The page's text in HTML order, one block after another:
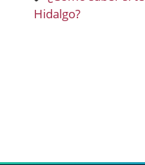
Hidalgo?